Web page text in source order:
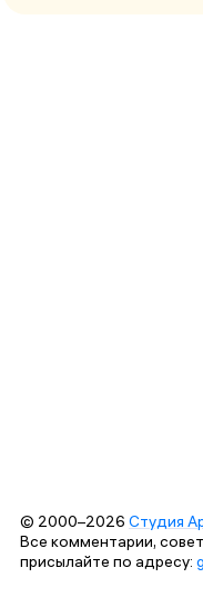
© 2000–2026 Студия
Все комментарии,
присылайте по адресу: